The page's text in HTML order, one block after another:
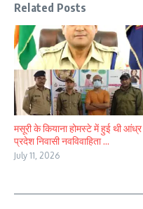
Related Posts
मसूरी के कियाना होमस्टे में हुई थी आंध्र
प्रदेश निवासी नवविवाहिता ...
July 11, 2026